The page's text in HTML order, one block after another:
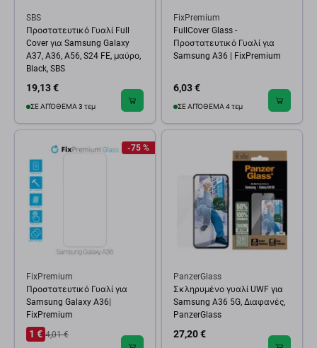
SBS
Προστατευτικό Γυαλί Full
Cover για Samsung Galaxy
A37, A36, A56, S24 FE, μαύρο,
Black, SBS
19,13 €
ΣΕ ΑΠΌΘΕΜΑ 3 τεμ
FixPremium
FullCover Glass -
Προστατευτικό Γυαλί για
Samsung A36 | FixPremium
6,03 €
ΣΕ ΑΠΌΘΕΜΑ 4 τεμ
-75 %
FixPremium
Προστατευτικό Γυαλί για
Samsung Galaxy A36|
FixPremium
1 € 4,01 €
PanzerGlass
Σκληρυμένο γυαλί UWF για
Samsung A36 5G, Διαφανές,
PanzerGlass
27,20 €